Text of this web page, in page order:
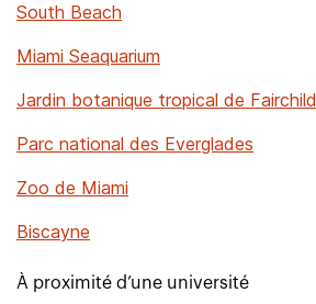
South Beach
Miami Seaquarium
Jardin botanique tropical de Fairchild
Parc national des Everglades
Zoo de Miami
Biscayne
À proximité d’une université